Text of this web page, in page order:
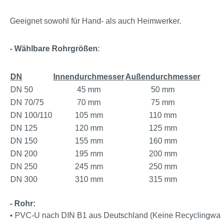
Geeignet sowohl für Hand- als auch Heimwerker.
- Wählbare Rohrgrößen:
DN InnendurchmesserAußendurchmesser
DN 50
45 mm
50 mm
DN 70/75
70 mm
75 mm
DN 100/110
105 mm
110 mm
DN 125
120 mm
125 mm
DN 150
155 mm
160 mm
DN 200
195 mm
200 mm
DN 250
245 mm
250 mm
DN 300
310 mm 315 mm
- Rohr:
• PVC-U nach DIN B1 aus Deutschland (Keine